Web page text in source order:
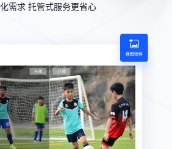
需求 托管式服务更省心